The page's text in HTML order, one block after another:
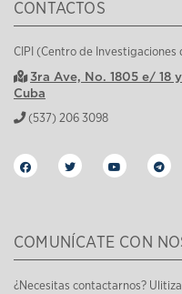
CONTACTOS
CIPI (Centro de
3ra Ave, No. 1805 e/ 18
Cuba
(537) 206 3098
COMUNÍCATE CON
¿Necesitas contactarnos?